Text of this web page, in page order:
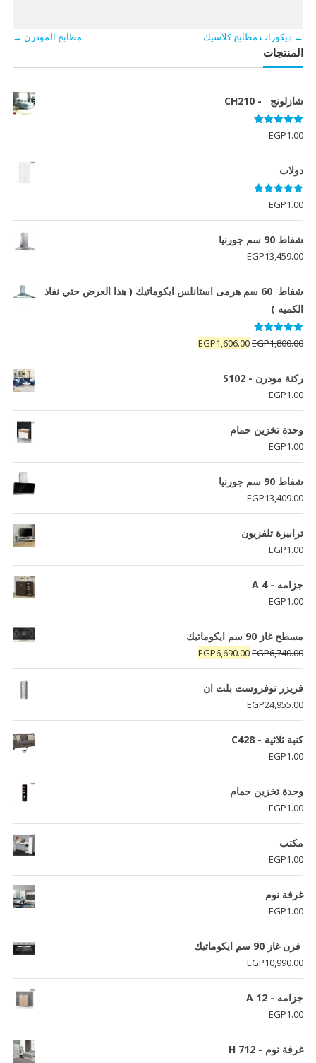
← ديكورات مطابخ كلاسيك مطابخ المودرن →
المنتجات
شازلونج - CH210
تم التقييم
5.00
من 5
EGP1.00
دولاب
تم التقييم
5.00
من 5
EGP1.00
شفاط 90 سم جورنيا
EGP13,459.00
شفاط 60 سم هرمى استانلس ايكوماتيك ( هذا العرض حتي نفاذ
الكميه )
تم التقييم
5.00 من 5EGP1,800.00
السعر
الأصلي
هو:
EGP1,606.00
السعر
الحالي
ركنة مودرن - S102
EGP1.00
وحدة تخزين حمام
EGP1.00
شفاط 90 سم جورنيا
EGP13,409.00
ترابيزة تلفزيون
EGP1.00
جزامه - A 4
EGP1.00
مسطح غاز 90 سم ايكوماتيك
EGP6,740.00
السعر
الأصلي
هو:
EGP6,740.00.
EGP6,690.00
السعر
الحالي
فريزر نوفروست بلت ان
EGP24,955.00
كنبة ثلاثية - C428
EGP1.00
وحدة تخزين حمام
EGP1.00
مكتب
EGP1.00
غرفة نوم
EGP1.00
فرن غاز 90 سم ايكوماتيك
EGP10,990.00
جزامه - A 12
EGP1.00
غرفة نوم - H 712